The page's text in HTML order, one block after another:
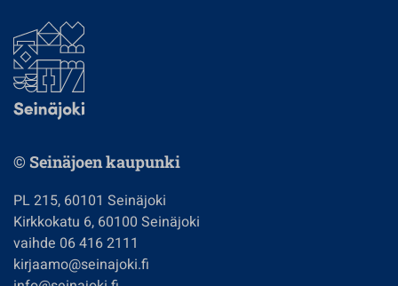
© Seinäjoen kaupunki
PL 215, 60101 Seinäjoki
Kirkkokatu 6, 60100 Seinäjoki
vaihde 06 416 2111
kirjaamo@seinajoki.fi